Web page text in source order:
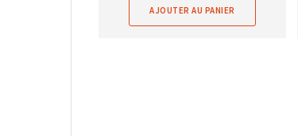
AJOUTER AU PANIER